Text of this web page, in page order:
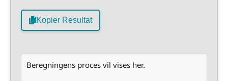
Kopier Resultat
Beregningens proces vil vises her.